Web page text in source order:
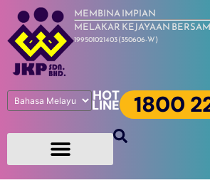
MEMBINA IMPIAN
MELAKAR KEJAYAAN
199501021403 (350606-W)
HOT
LINE 1800